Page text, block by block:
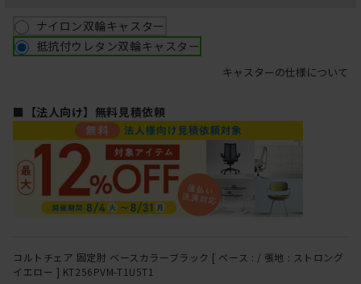
ナイロン双輪キャスター
抵抗付ウレタン双輪キャスター
キャスターの仕様について
■【法人向け】無料見積依頼
コルトチェア 固定肘 ベースカラーブラック [ ベース : / 張地 : ストロング
イエロー ] KT256PVM-T1U5T1